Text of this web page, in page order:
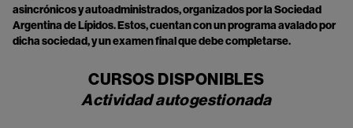
asincrónicos y autoadministrados, organizados por la Sociedad
Argentina de Lípidos. Estos, cuentan con un programa avalado por
dicha sociedad, y un examen final que debe completarse.
CURSOS DISPONIBLES
Actividad autogestionada